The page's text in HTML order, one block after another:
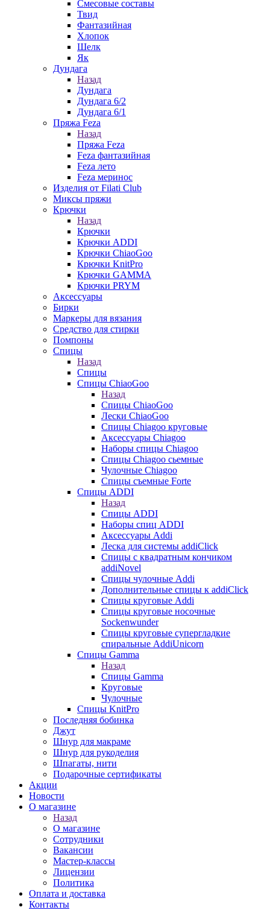
Смесовые составы
Твид
Фантазийная
Хлопок
Шелк
Як
Дундага
Назад
Дундага
Дундага 6/2
Дундага 6/1
Пряжа Feza
Назад
Пряжа Feza
Feza фантазийная
Feza лето
Feza меринос
Изделия от Filati Club
Миксы пряжи
Крючки
Назад
Крючки
Крючки ADDI
Крючки ChiaoGoo
Крючки KnitPro
Крючки GAMMA
Крючки PRYM
Аксессуары
Бирки
Маркеры для вязания
Средство для стирки
Помпоны
Спицы
Назад
Спицы
Спицы ChiaoGoo
Назад
Спицы ChiaoGoo
Лески ChiaoGoo
Cпицы Сhiagoo круговые
Аксессуары Chiagoo
Наборы спицы Chiagoo
Спицы Chiagoo сьемные
Чулочные Chiagoo
Спицы съемные Forte
Спицы ADDI
Назад
Спицы ADDI
Наборы спиц ADDI
Аксессуары Addi
Леска для системы addiClick
Спицы с квадратным кончиком
addiNovel
Спицы чулочные Addi
Дополнительные спицы к addiClick
Спицы круговые Addi
Спицы круговые носочные
Sockenwunder
Спицы круговые супергладкие
спиральные AddiUnicorn
Спицы Gamma
Назад
Спицы Gamma
Круговые
Чулочные
Спицы KnitPro
Последняя бобинка
Джут
Шнур для макраме
Шнур для рукоделия
Шпагаты, нити
Подарочные сертификаты
Акции
Новости
О магазине
Назад
О магазине
Сотрудники
Вакансии
Мастер-классы
Лицензии
Политика
Оплата и доставка
Контакты